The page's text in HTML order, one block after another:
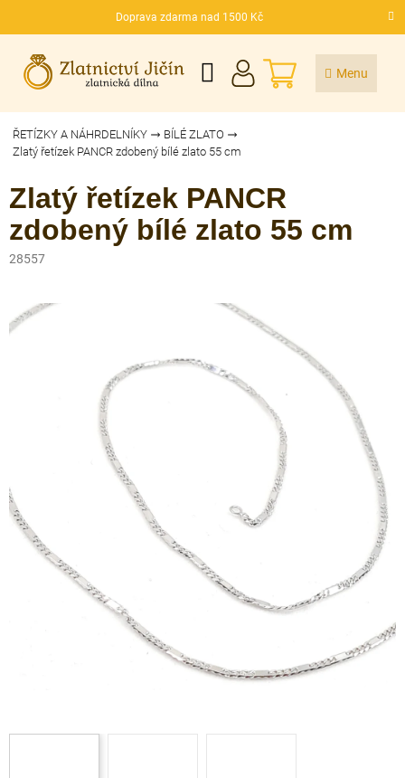
Doprava zdarma nad 1500 Kč
CZK
NÁKUPNÍ
KOŠÍK
ŘETÍZKY A NÁHRDELNÍKY
BÍLÉ ZLATO
Zlatý řetízek PANCR zdobený bílé zlato 55 cm
Zlatý řetízek PANCR
zdobený bílé zlato 55 cm
28557